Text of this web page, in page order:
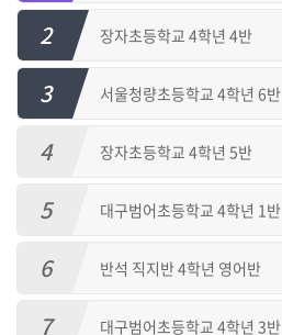
2 장자초등학교 4학년 4반
3 서울청량초등학교 4학년 6반
4 장자초등학교 4학년 5반
5 대구범어초등학교 4학년 1반
6 반석 직지반 4학년 영어반
7 대구범어초등학교 4학년 3반